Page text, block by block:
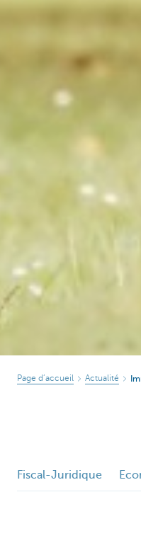
Page d’accueil Actualité
Fiscal-Juridique